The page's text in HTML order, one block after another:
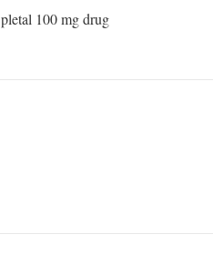
pletal 100 mg drug